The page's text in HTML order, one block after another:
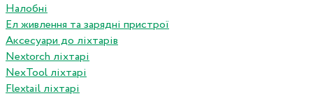
Налобні
Ел живлення та зарядні пристрої
Аксесуари до ліхтарів
Nextorch ліхтарі
NexTool ліхтарі
Flextail ліхтарі